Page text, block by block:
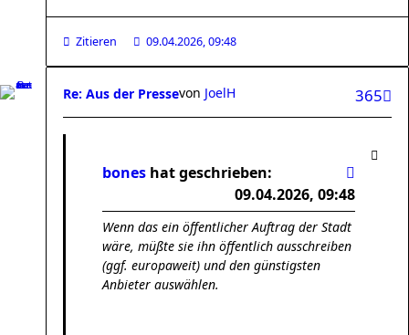
Zitieren 09.04.2026, 09:48
Re: Aus der Presse 365
von JoelH
bones hat geschrieben:
09.04.2026, 09:48
Wenn das ein öffentlicher Auftrag der Stadt
wäre, müßte sie ihn öffentlich ausschreiben
(ggf. europaweit) und den günstigsten
Anbieter auswählen.